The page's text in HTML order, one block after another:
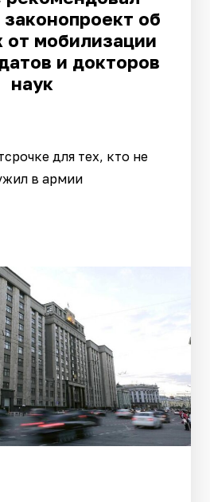
об
от мобилизации
и докторов
наук
для тех, кто не
в армии